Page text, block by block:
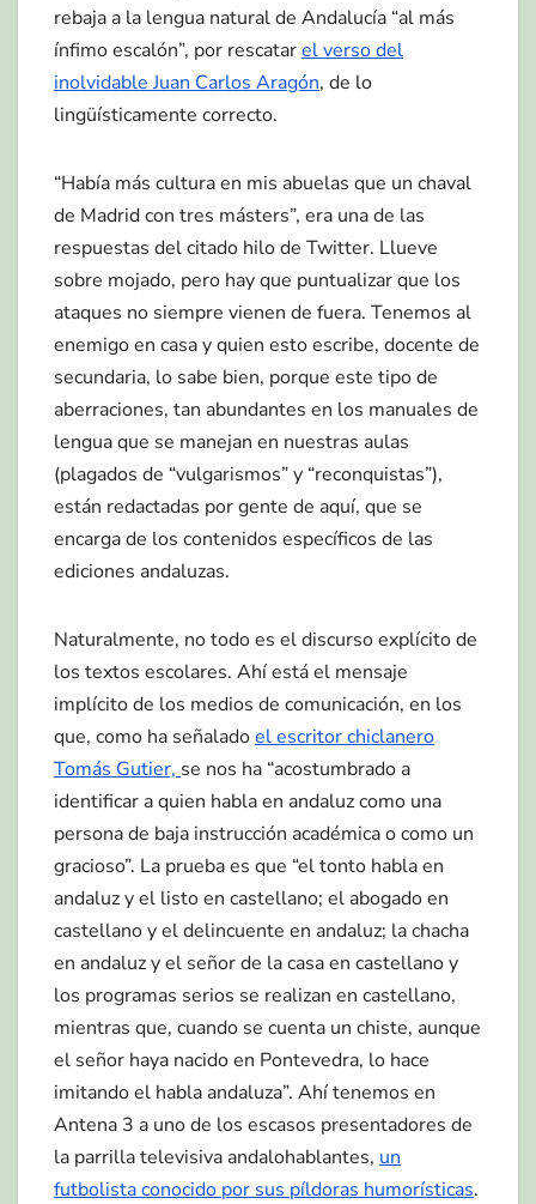
rebaja a la lengua natural de Andalucía “al más
ínfimo escalón”, por rescatarel verso del
inolvidable Juan Carlos Aragón, de lo
lingüísticamente correcto.
“Había más cultura en mis abuelas que un chaval
de Madrid con tres másters”, era una de las
respuestas del citado hilo de Twitter. Llueve
sobre mojado, pero hay que puntualizar que los
ataques no siempre vienen de fuera. Tenemos al
enemigo en casa y quien esto escribe, docente de
secundaria, lo sabe bien, porque este tipo de
aberraciones, tan abundantes en los manuales de
lengua que se manejan en nuestras aulas
(plagados de “vulgarismos” y “reconquistas”),
están redactadas por gente de aquí, que se
encarga de los contenidos específicos de las
ediciones andaluzas.
Naturalmente, no todo es el discurso explícito de
los textos escolares. Ahí está el mensaje
implícito de los medios de comunicación, en los
que, como ha señaladoel escritor chiclanero
Tomás Gutier, se nos ha “acostumbrado a
identificar a quien habla en andaluz como una
persona de baja instrucción académica o como un
gracioso”. La prueba es que “el tonto habla en
andaluz y el listo en castellano; el abogado en
castellano y el delincuente en andaluz; la chacha
en andaluz y el señor de la casa en castellano y
los programas serios se realizan en castellano,
mientras que, cuando se cuenta un chiste, aunque
el señor haya nacido en Pontevedra, lo hace
imitando el habla andaluza”. Ahí tenemos en
Antena 3 a uno de los escasos presentadores de
la parrilla televisiva andalohablantes, un
futbolista conocido por sus píldoras humorísticas.